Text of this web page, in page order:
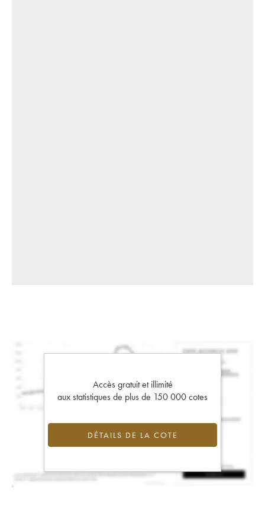
Accès gratuit et illimité
aux statistiques de plus de 150 000 cotes
DÉTAILS DE LA COTE